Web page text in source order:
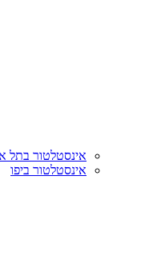
אינסטלטור בתל
אינסטלטור ביפו